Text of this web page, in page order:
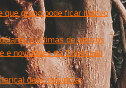
que grupo pode ficar inativo
a vítimas de abusos
e novidades na Comissão
deve renunciar